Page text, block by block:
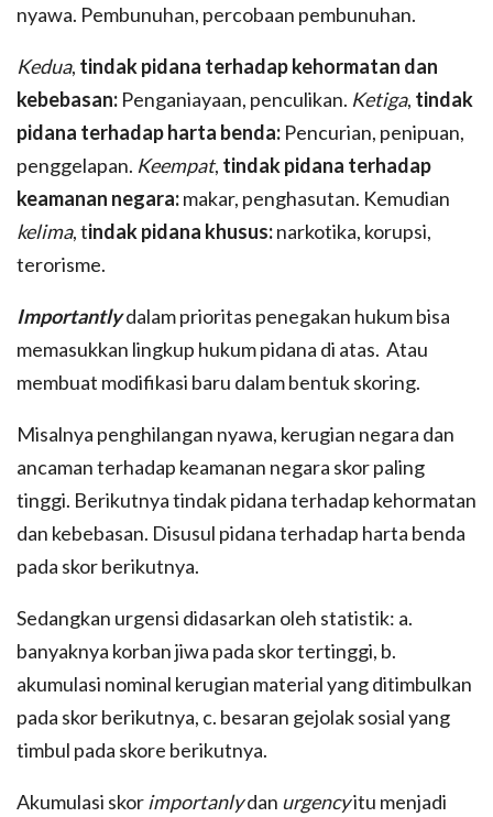
nyawa. Pembunuhan, percobaan pembunuhan.
Kedua, tindak pidana terhadap kehormatan dan
kebebasan: Penganiayaan, penculikan. Ketiga, tindak
pidana terhadap harta benda: Pencurian, penipuan,
penggelapan. Keempat, tindak pidana terhadap
keamanan negara:makar, penghasutan. Kemudian
kelima, tindak pidana khusus:narkotika, korupsi,
terorisme.
Importantlydalam prioritas penegakan hukum bisa
memasukkan lingkup hukum pidana di atas. Atau
membuat modifikasi baru dalam bentuk skoring.
Misalnya penghilangan nyawa, kerugian negara dan
ancaman terhadap keamanan negara skor paling
tinggi. Berikutnya tindak pidana terhadap kehormatan
dan kebebasan. Disusul pidana terhadap harta benda
pada skor berikutnya.
Sedangkan urgensi didasarkan oleh statistik: a.
banyaknya korban jiwa pada skor tertinggi, b.
akumulasi nominal kerugian material yang ditimbulkan
pada skor berikutnya, c. besaran gejolak sosial yang
timbul pada skore berikutnya.
Akumulasi skorimportanlydan urgencyitu menjadi